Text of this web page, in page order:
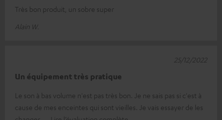
Très bon produit, un sobre super
Alain W.
Un équipement très pratique
Le son à bas volume n'est pas très bon. Je ne sais pas si c'est à
cause de mes enceintes qui sont vieilles. Je vais essayer de les
25/12/2022